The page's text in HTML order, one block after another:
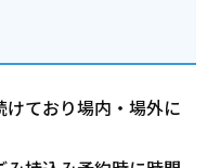
ており場内・場外に